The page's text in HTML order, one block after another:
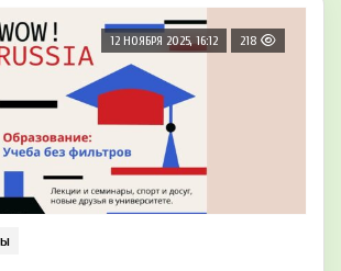
12 НОЯБРЯ 2025, 16:12 218